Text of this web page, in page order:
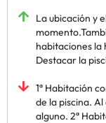
La ubicación y
habitaciones la
Destacar la
1ª Habitación
de la piscina.
alguno. 2ª